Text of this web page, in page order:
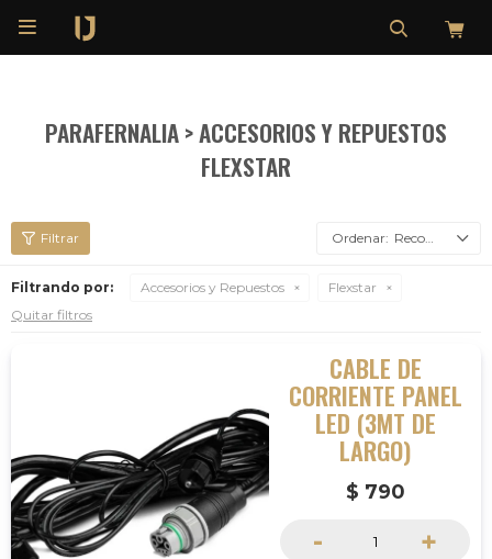

PARAFERNALIA > ACCESORIOS Y REPUESTOS
FLEXSTAR
Recomendados
Filtrando por: Accesorios y Repuestos
Flexstar
Quitar filtros
CABLE DE
CORRIENTE PANEL
LED (3MT DE
LARGO)
$ 790
- +